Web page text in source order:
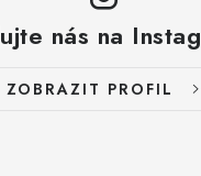
nás na
ZOBRAZIT PROFIL